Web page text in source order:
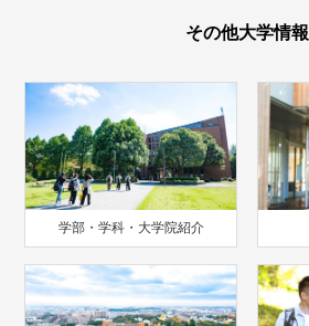
その他大学情報
学部・学科・大学院紹介